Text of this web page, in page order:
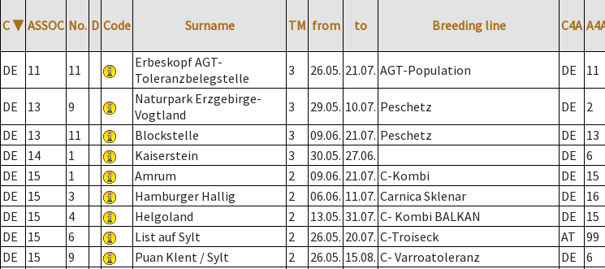
C ▼ ASSOC No. D Code Surname TM from to Breeding line C4A
DE 11 11
Erbeskopf AGT-
Toleranzbelegstelle
3 26.05. 21.07. AGT-Population DE 11
DE 13 9
Naturpark Erzgebirge-
Vogtland
3 29.05. 10.07. Peschetz DE 2
DE
13 11 Blockstelle 3 09.06. 21.07. Peschetz DE 13
DE
14 1 Kaiserstein 3 30.05. 27.06. DE 6
DE
15 1 Amrum 2 09.06. 21.07. C-Kombi DE 15
DE
15 3 Hamburger Hallig 2 06.06. 11.07. Carnica Sklenar DE 16
DE
15 4 Helgoland 2 13.05. 31.07. C- Kombi BALKAN DE 15
DE
15 6 List auf Sylt 2 26.05. 20.07. C-Troiseck AT 99
DE
15 9 Puan Klent / Sylt 2 26.05. 15.08. C- Varroatoleranz DE 6